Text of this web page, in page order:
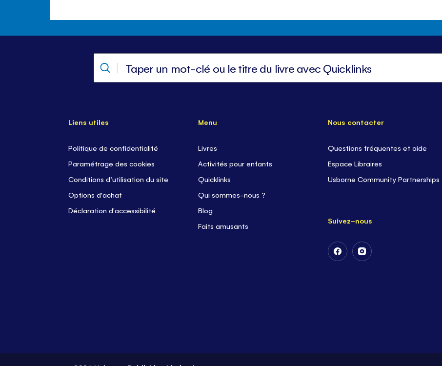
Liens utiles
Politique de confidentialité
Paramétrage des cookies
Conditions d’utilisation du site
Options d'achat
Déclaration d'accessibilité
Menu
Livres
Activités pour enfants
Quicklinks
Qui sommes-nous ?
Blog
Faits amusants
Nous contacter
Questions fréquentes et aide
Espace Libraires
Usborne Community Partnerships
Suivez-nous
Suivez-Suivez-